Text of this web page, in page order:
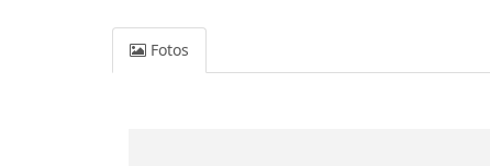
Fotos